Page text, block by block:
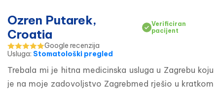
Ozren Putarek,
Croatia
Verificiran
pacijent
Google recenzija
Usluga: Stomatološki pregled
Trebala mi je hitna medicinska usluga u Zagrebu koju
je na moje zadovoljstvo Zagrebmed rješio u kratkom